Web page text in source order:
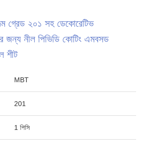
গ্রেড ২০১ সহ ডেকোরেটিভ
জন্য নীল পিভিডি কোটিং এমবসড
শীট
MBT
201
1 পিসি